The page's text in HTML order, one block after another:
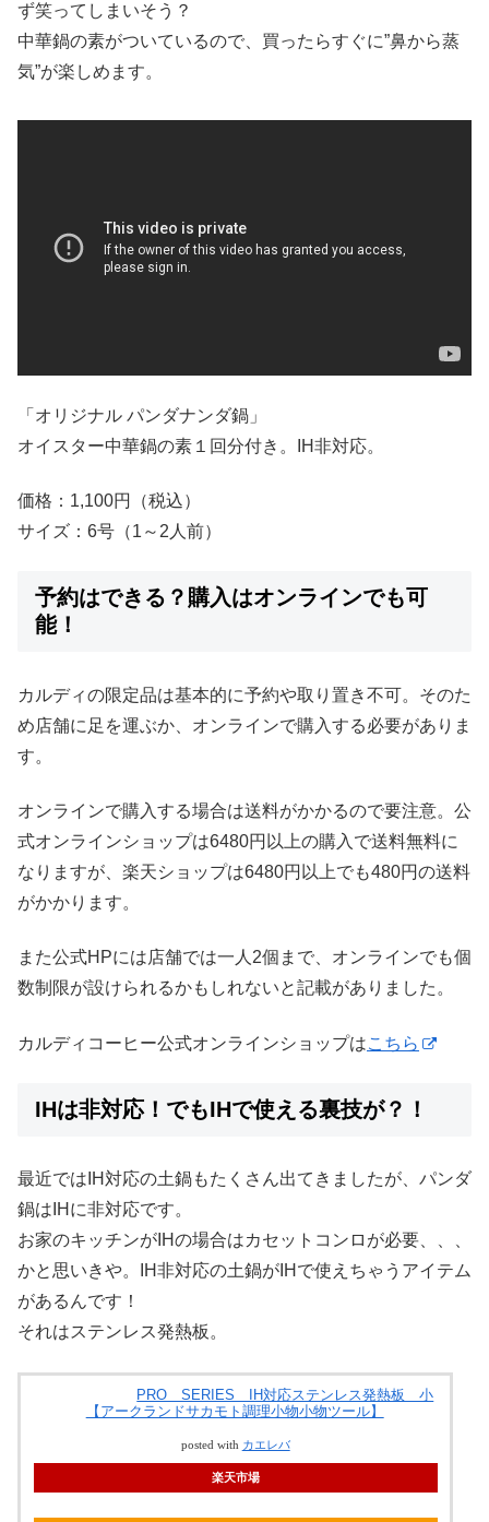
ず笑ってしまいそう？
中華鍋の素がついているので、買ったらすぐに”鼻から蒸
気”が楽しめます。
「オリジナル パンダナンダ鍋」
オイスター中華鍋の素１回分付き。IH非対応。
価格：1,100円（税込）
サイズ：6号（1～2人前）
予約はできる？購入はオンラインでも可
能！
カルディの限定品は基本的に予約や取り置き不可。そのた
め店舗に足を運ぶか、オンラインで購入する必要がありま
す。
オンラインで購入する場合は送料がかかるので要注意。公
式オンラインショップは6480円以上の購入で送料無料に
なりますが、楽天ショップは6480円以上でも480円の送料
がかかります。
また公式HPには店舗では一人2個まで、オンラインでも個
数制限が設けられるかもしれないと記載がありました。
カルディコーヒー公式オンラインショップはこちら
IHは非対応！でもIHで使える裏技が？！
最近ではIH対応の土鍋もたくさん出てきましたが、パンダ
鍋はIHに非対応です。
お家のキッチンがIHの場合はカセットコンロが必要、、、
かと思いきや。IH非対応の土鍋がIHで使えちゃうアイテム
があるんです！
それはステンレス発熱板。
PRO SERIES IH対応ステンレス発熱板 小
【アークランドサカモト調理小物小物ツール】
posted with カエレバ
楽天市場